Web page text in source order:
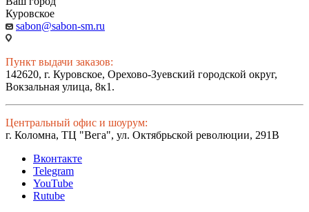
Куровское
sabon@sabon-sm.ru
Пункт выдачи заказов:
142620, г. Куровское, Орехово-Зуевский городской округ,
Вокзальная улица, 8к1.
Центральный офис и шоурум:
г. Коломна, ТЦ "Вега", ул. Октябрьской революции, 291В
Вконтакте
Telegram
YouTube
Rutube